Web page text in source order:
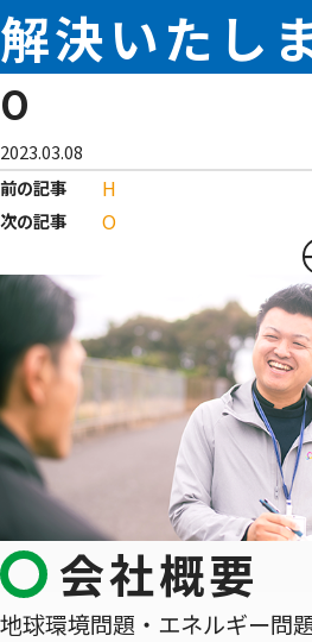
解決いたし
O
2023.03.08
前の記事
H
次の記事 O
会社概要
地球環境問題・エネルギー問